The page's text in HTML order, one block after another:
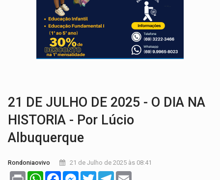
PREVISÃO: Porto Velho tem chances de chuvas isoladas nesta
SINDICATOS UNIDOS: Assembleia Geral delibera greve da educação
PROCESSO SELETIVO: Rondoniaovivo abre oficina de Comunicação com
21 DE JULHO DE 2025 - O DIA NA
HISTORIA - Por Lúcio
Albuquerque
Rondoniaovivo 21 de Julho de 2025 às 08:41
Print WhatsAppFacebookMessenger
TwitterTelegram